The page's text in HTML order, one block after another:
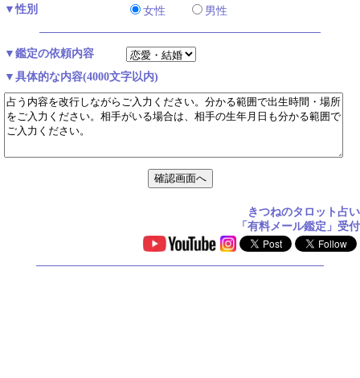
▼性別
女性 男性
▼鑑定の依頼内容
▼具体的な内容(4000文字以内)
きつねのタロット占い
「有料メール鑑定」受付